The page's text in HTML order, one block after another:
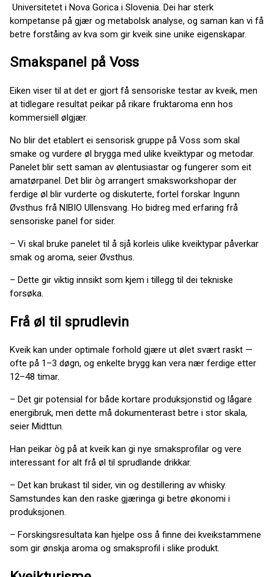
Universitetet i Nova Gorica i Slovenia. Dei har sterk
kompetanse på gjær og metabolsk analyse, og saman kan vi få
betre forståing av kva som gir kveik sine unike eigenskapar.
Smakspanel på Voss
Eiken viser til at det er gjort få sensoriske testar av kveik, men
at tidlegare resultat peikar på rikare fruktaroma enn hos
kommersiell ølgjær.
No blir det etablert ei sensorisk gruppe på Voss som skal
smake og vurdere øl brygga med ulike kveiktypar og metodar.
Panelet blir sett saman av ølentusiastar og fungerer som eit
amatørpanel. Det blir òg arrangert smaksworkshopar der
ferdige øl blir vurderte og diskuterte, fortel forskar Ingunn
Øvsthus frå NIBIO Ullensvang. Ho bidreg med erfaring frå
sensoriske panel for sider.
– Vi skal bruke panelet til å sjå korleis ulike kveiktypar påverkar
smak og aroma, seier Øvsthus.
– Dette gir viktig innsikt som kjem i tillegg til dei tekniske
forsøka.
Frå øl til sprudlevin
Kveik kan under optimale forhold gjære ut ølet svært raskt —
ofte på 1–3 døgn, og enkelte brygg kan vera nær ferdige etter
12–48 timar.
– Det gir potensial for både kortare produksjonstid og lågare
energibruk, men dette må dokumenterast betre i stor skala,
seier Midttun.
Han peikar òg på at kveik kan gi nye smaksprofilar og vere
interessant for alt frå øl til sprudlande drikkar.
– Det kan brukast til sider, vin og destillering av whisky.
Samstundes kan den raske gjæringa gi betre økonomi i
produksjonen.
– Forskingsresultata kan hjelpe oss å finne dei kveikstammene
som gir ønskja aroma og smaksprofil i slike produkt.